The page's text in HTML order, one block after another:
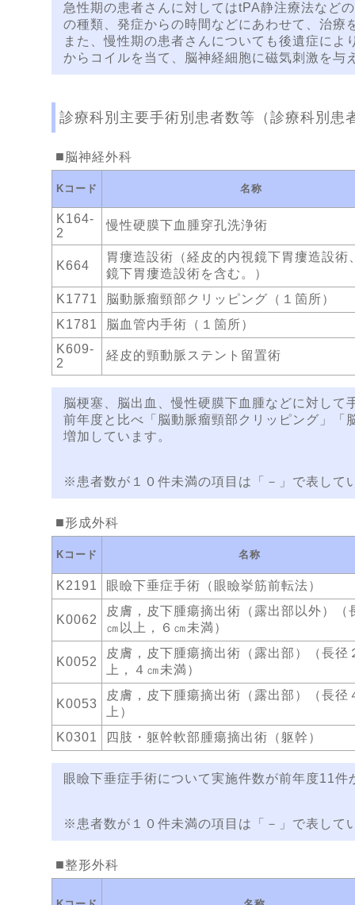
急性期の患者さんに対してはtPA静注療法など
の種類、発症からの時間などにあわせて、治療
また、慢性期の患者さんについても後遺症に
からコイルを当て、脳神経細胞に磁気刺激を与
診療科別主要手術別患者数等（診療科別患
脳神経外科
Kコード 名称
K164-
2
慢性硬膜下血腫穿孔洗浄術
K664
胃瘻造設術（経皮的内視鏡下胃瘻造設術
鏡下胃瘻造設術を含む。）
K1771
脳動脈瘤頸部クリッピング（１箇所）
K1781
脳血管内手術（１箇所）
K609-
2
経皮的頸動脈ステント留置術
脳梗塞、脳出血、慢性硬膜下血腫などに対して
前年度と比べ「脳動脈瘤頸部クリッピング」
増加しています。
※患者数が１０件未満の項目は「－」で表して
形成外科
Kコード 名称
K2191 眼瞼下垂症手術（眼瞼挙筋前転法）
K0062
皮膚，皮下腫瘍摘出術（露出部以外）（
㎝以上，６㎝未満）
K0052
皮膚，皮下腫瘍摘出術（露出部）（長径
上，４㎝未満）
K0053
皮膚，皮下腫瘍摘出術（露出部）（長径
上）
K0301
四肢・躯幹軟部腫瘍摘出術（躯幹）
眼瞼下垂症手術について実施件数が前年度11
※患者数が１０件未満の項目は「－」で表して
整形外科